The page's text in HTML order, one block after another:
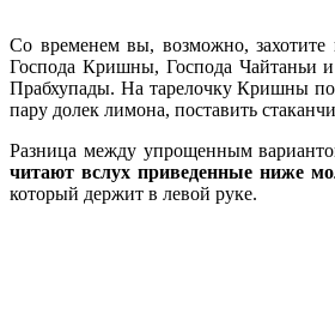
Со временем вы, возможно, захотите
Господа Кришны, Господа Чайтаньи
Прабхупады. На тарелочку Кришны
пару долек лимона, поставить
Разница между упрощенным
читают вслух приведенные ниже
который держит в левой руке.